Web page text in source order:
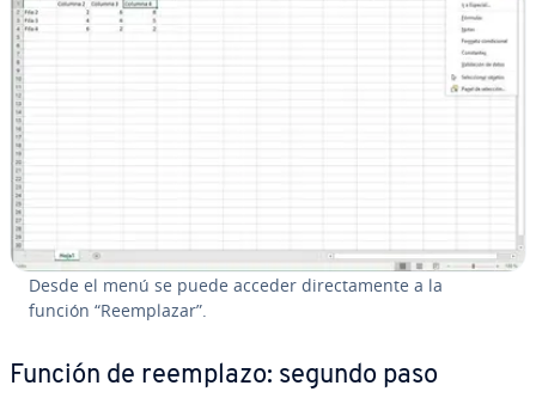
Desde el menú se puede acceder di­re­c­ta­me­n­te a la
función “Re­em­pla­zar”.
Función de reemplazo: segundo paso